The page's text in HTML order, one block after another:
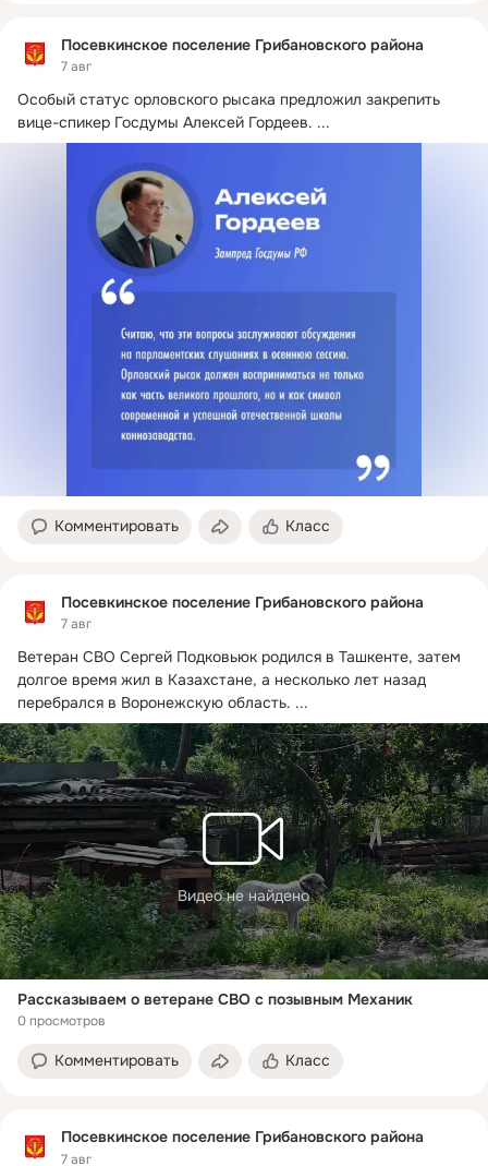
Посевкинское поселение Грибановского района
7 авг
Особый статус орловского рысака предложил закрепить
вице-спикер Госдумы Алексей Гордеев. ...
Комментировать Класс
Посевкинское поселение Грибановского района
7 авг
Ветеран СВО Сергей Подковьюк родился в Ташкенте, затем
долгое время жил в Казахстане, а несколько лет назад
перебрался в Воронежскую область. ...
Видео не найдено
Рассказываем о ветеране СВО с позывным Механик
0 просмотров
Комментировать Класс
Посевкинское поселение Грибановского района
7 авг